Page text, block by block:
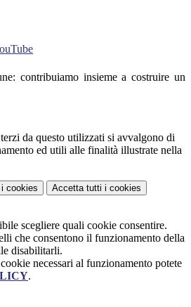
contribuiamo insieme a costruire un
da questo utilizzati si avvalgono di
ed utili alle finalità illustrate nella
i cookies Accetta tutti i cookies
scegliere quali cookie consentire.
che consentono il funzionamento della
disabilitarli.
necessari al funzionamento potete
.